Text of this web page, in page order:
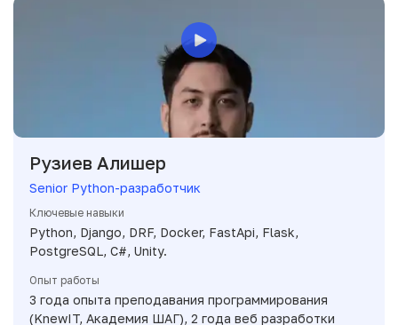
Рузиев Алишер
Senior Python-разработчик
Ключевые навыки
Python, Django, DRF, Docker, FastApi, Flask,
PostgreSQL, C#, Unity.
Опыт работы
3 года опыта преподавания программирования
(KnewIT, Академия ШАГ), 2 года веб разработки